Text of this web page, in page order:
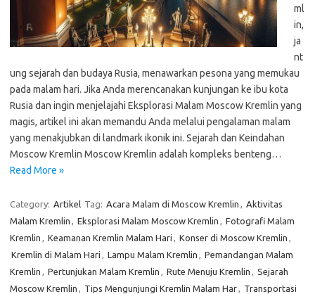
ml
in,
ja
nt
ung sejarah dan budaya Rusia, menawarkan pesona yang memukau
pada malam hari. Jika Anda merencanakan kunjungan ke ibu kota
Rusia dan ingin menjelajahi Eksplorasi Malam Moscow Kremlin yang
magis, artikel ini akan memandu Anda melalui pengalaman malam
yang menakjubkan di landmark ikonik ini. Sejarah dan Keindahan
Moscow Kremlin Moscow Kremlin adalah kompleks benteng…
Read More »
Category: Artikel Tag: Acara Malam di Moscow Kremlin , Aktivitas
Malam Kremlin , Eksplorasi Malam Moscow Kremlin , Fotografi Malam
Kremlin , Keamanan Kremlin Malam Hari , Konser di Moscow Kremlin ,
Kremlin di Malam Hari , Lampu Malam Kremlin , Pemandangan Malam
Kremlin , Pertunjukan Malam Kremlin , Rute Menuju Kremlin , Sejarah
Moscow Kremlin , Tips Mengunjungi Kremlin Malam Har, Transportasi